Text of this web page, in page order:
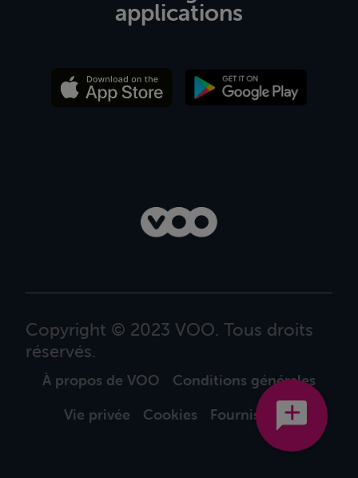
applications
Copyright © 2023 VOO. Tous droits
réservés.
À propos de VOO
Conditions générales
Vie privée
Cookies Fournisseurs